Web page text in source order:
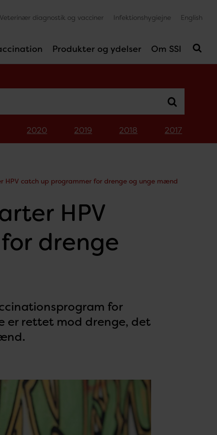
Produkter og ydelser Om SSI
Veterinær diagnostik og vacciner Infektionshygiejne English
2020 2019 2018 2017
HPV catch up programmer for drenge og unge mænd
HPV
drenge
for
er rettet mod drenge, det